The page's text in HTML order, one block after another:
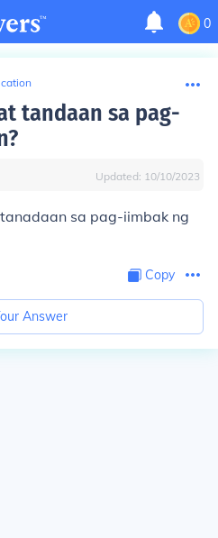
0
tandaan sa pag-
Updated: 10/10/2023
sa pag-iimbak ng
Copy
Answer